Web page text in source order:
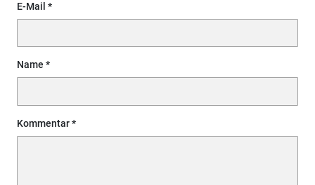
E-Mail
Name
Kommentar